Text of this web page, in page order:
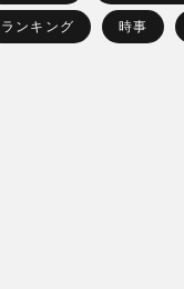
ランキング 時事